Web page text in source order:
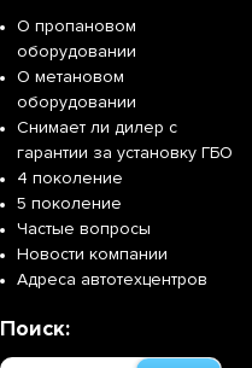
О пропановом
оборудовании
О метановом
оборудовании
Снимает ли дилер с
гарантии за установку ГБО
4 поколение
5 поколение
Частые вопросы
Новости компании
Адреса автотехцентров
Поиск: